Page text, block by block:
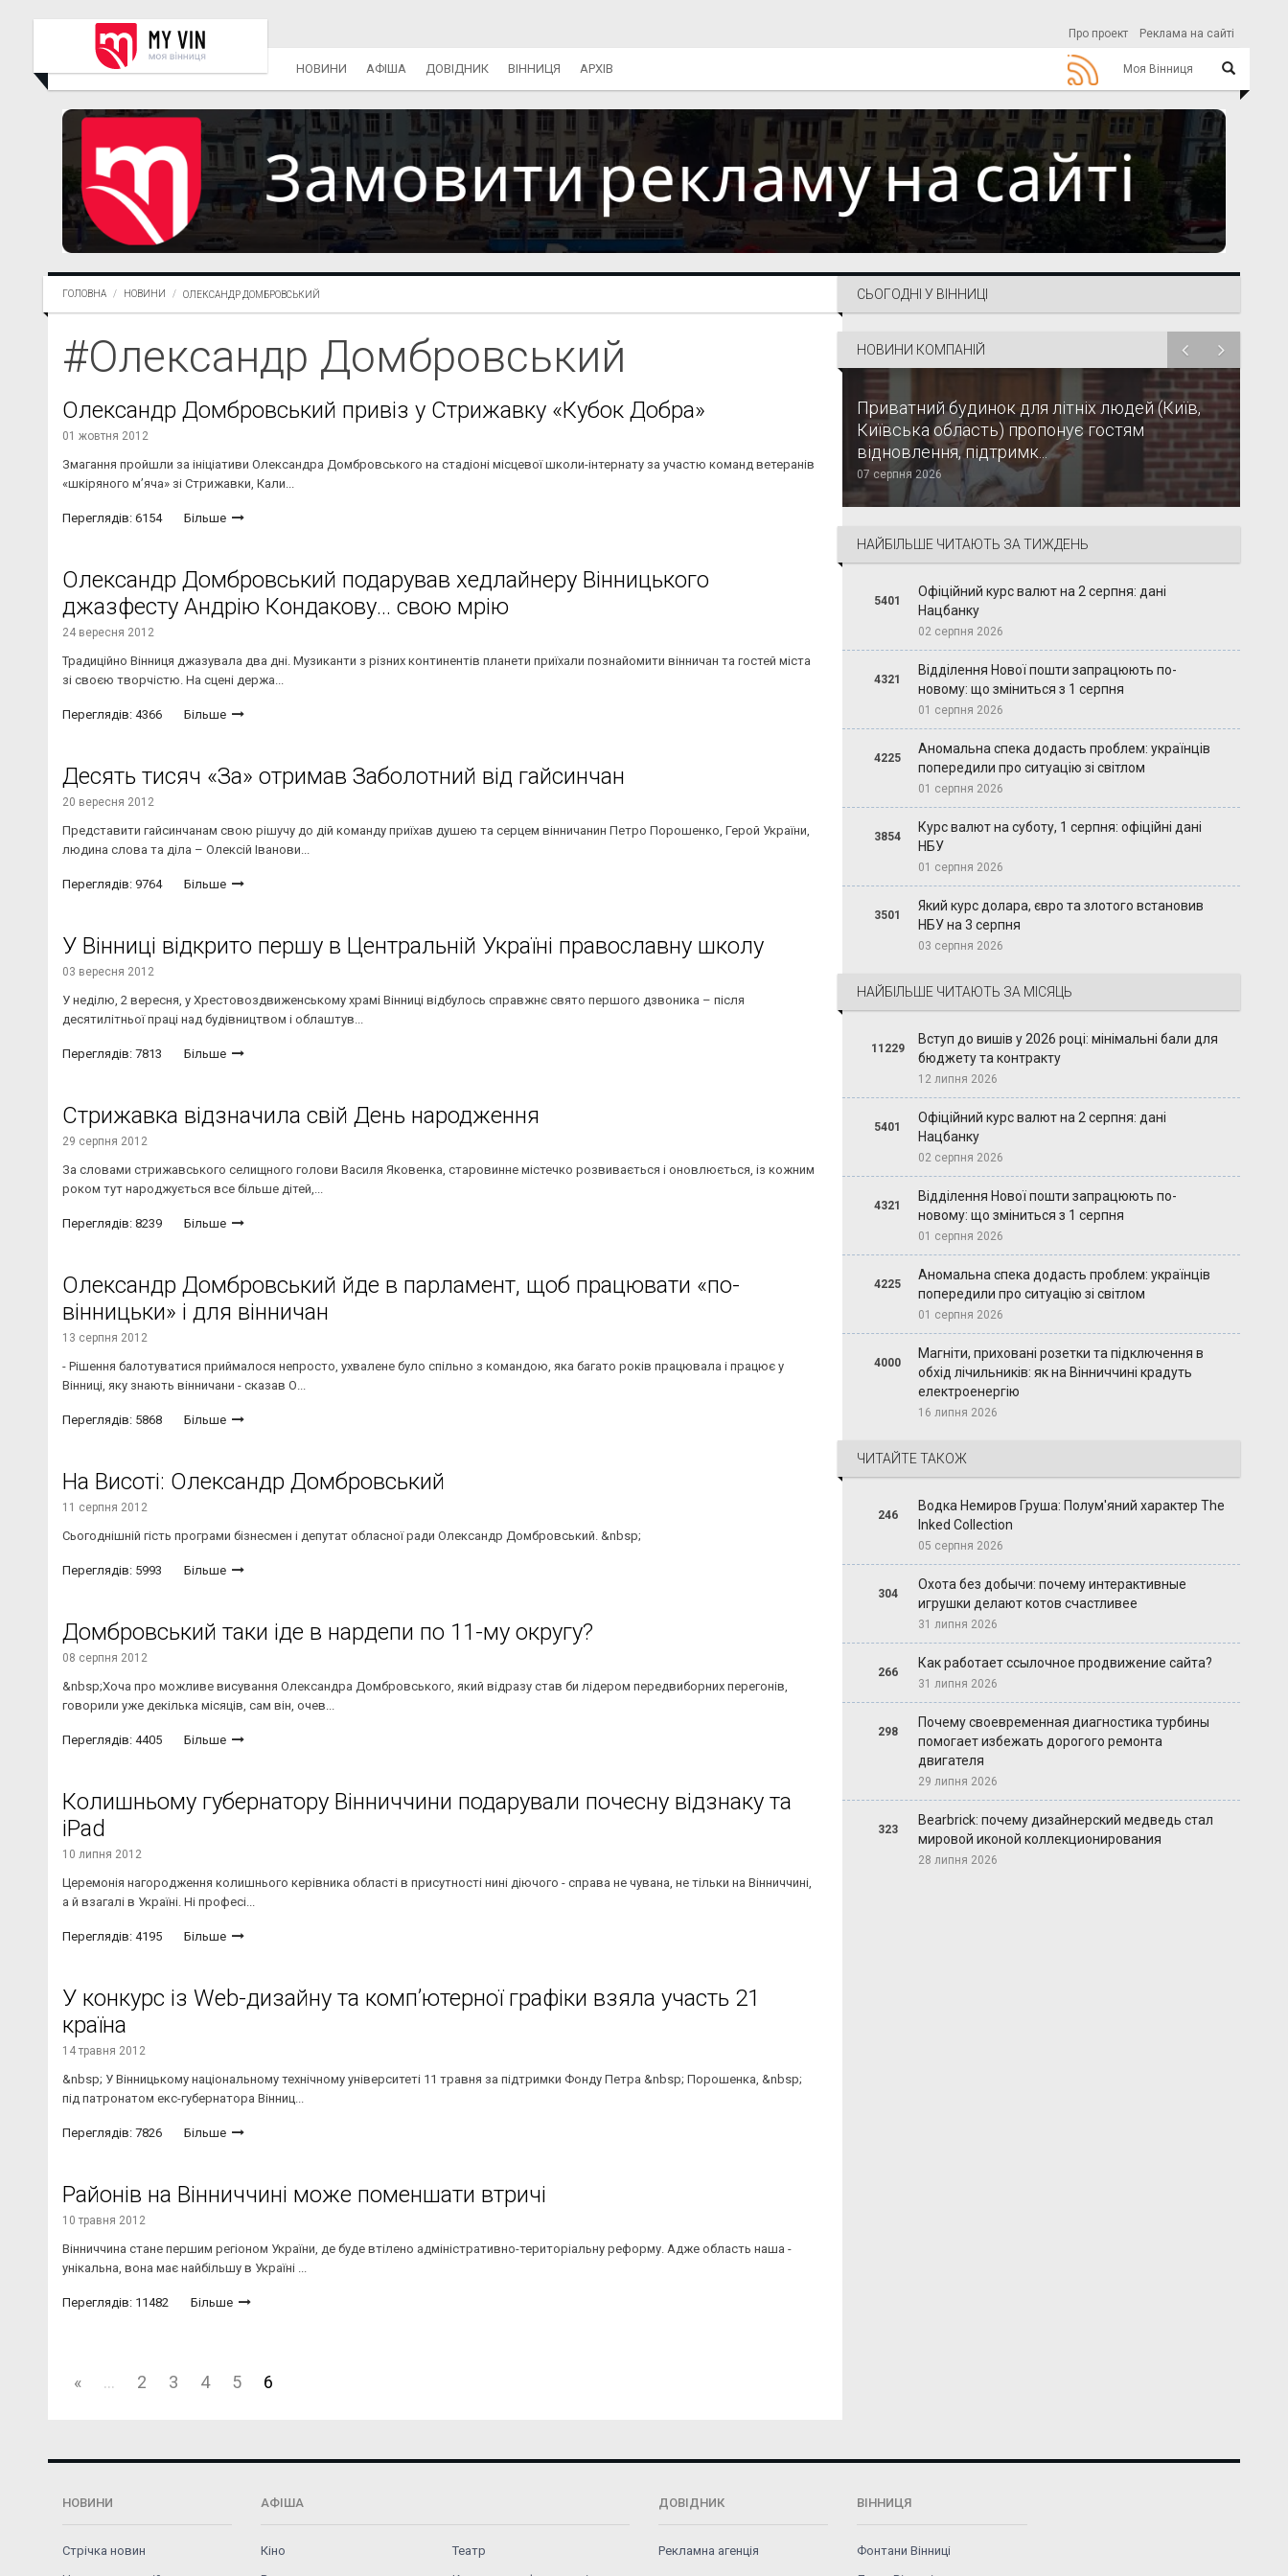
Про проект Реклама на сайті
Моя Вінниця
НОВИНИ АФІША ДОВІДНИК ВІННИЦЯ АРХІВ
ГОЛОВНА НОВИНИ ОЛЕКСАНДР ДОМБРОВСЬКИЙ
#Олександр Домбровський
Олександр Домбровський привіз у Стрижавку «Кубок Добра»
01 жовтня 2012
Змагання пройшли за ініціативи Олександра Домбровського на стадіоні місцевої школи-інтернату за участю команд ветеранів
«шкіряного м’яча» зі Стрижавки, Кали...
Переглядів: 6154 Більше
Олександр Домбровський подарував хедлайнеру Вінницького
джазфесту Андрію Кондакову… свою мрію
24 вересня 2012
Традиційно Вінниця джазувала два дні. Музиканти з різних континентів планети приїхали познайомити вінничан та гостей міста
зі своєю творчістю. На сцені держа...
Переглядів: 4366 Більше
Десять тисяч «За» отримав Заболотний від гайсинчан
20 вересня 2012
Представити гайсинчанам свою рішучу до дій команду приїхав душею та серцем вінничанин Петро Порошенко, Герой України,
людина слова та діла – Олексій Іванови...
Переглядів: 9764 Більше
У Вінниці відкрито першу в Центральній Україні православну школу
03 вересня 2012
У неділю, 2 вересня, у Хрестовоздвиженському храмі Вінниці відбулось справжнє свято першого дзвоника – після
десятилітньої праці над будівництвом і облаштув...
Переглядів: 7813 Більше
Стрижавка відзначила свій День народження
29 серпня 2012
За словами стрижавського селищного голови Василя Яковенка, старовинне містечко розвивається і оновлюється, із кожним
роком тут народжується все більше дітей,...
Переглядів: 8239 Більше
Олександр Домбровський йде в парламент, щоб працювати «по-
вінницьки» і для вінничан
13 серпня 2012
- Рішення балотуватися приймалося непросто, ухвалене було спільно з командою, яка багато років працювала і працює у
Вінниці, яку знають вінничани - сказав О...
Переглядів: 5868 Більше
На Висоті: Олександр Домбровський
11 серпня 2012
Сьогоднішній гість програми бізнесмен і депутат обласної ради Олександр Домбровський. &nbsp;
Переглядів: 5993 Більше
Домбровський таки іде в нардепи по 11-му округу?
08 серпня 2012
&nbsp;Хоча про можливе висування Олександра Домбровського, який відразу став би лідером передвиборних перегонів,
говорили уже декілька місяців, сам він, очев...
Переглядів: 4405 Більше
Колишньому губернатору Вінниччини подарували почесну відзнаку та
iPad
10 липня 2012
Церемонія нагородження колишнього керівника області в присутності нині діючого - справа не чувана, не тільки на Вінниччині,
а й взагалі в Україні. Ні професі...
Переглядів: 4195 Більше
У конкурс із Web-дизайну та комп’ютерної графіки взяла участь 21
країна
14 травня 2012
&nbsp; У Вінницькому національному технічному університеті 11 травня за підтримки Фонду Петра &nbsp; Порошенка, &nbsp;
під патронатом екс-губернатора Вінниц...
Переглядів: 7826 Більше
Районів на Вінниччині може поменшати втричі
10 травня 2012
Вінниччина стане першим регіоном України, де буде втілено адміністративно-територіальну реформу. Адже область наша -
унікальна, вона має найбільшу в Україні ...
Переглядів: 11482 Більше
« ... 2 3 4 5 6
СЬОГОДНІ У ВІННИЦІ
НОВИНИ КОМПАНІЙ
Приватний будинок для літніх людей (Київ,
Київська область) пропонує гостям
відновлення, підтримк...
07 серпня 2026
НАЙБІЛЬШЕ ЧИТАЮТЬ ЗА ТИЖДЕНЬ
5401
Офіційний курс валют на 2 серпня: дані
Нацбанку
02 серпня 2026
4321
Відділення Нової пошти запрацюють по-
новому: що зміниться з 1 серпня
01 серпня 2026
4225
Аномальна спека додасть проблем: українців
попередили про ситуацію зі світлом
01 серпня 2026
3854
Курс валют на суботу, 1 серпня: офіційні дані
НБУ
01 серпня 2026
3501
Який курс долара, євро та злотого встановив
НБУ на 3 серпня
03 серпня 2026
НАЙБІЛЬШЕ ЧИТАЮТЬ ЗА МІСЯЦЬ
11229
Вступ до вишів у 2026 році: мінімальні бали для
бюджету та контракту
12 липня 2026
5401
Офіційний курс валют на 2 серпня: дані
Нацбанку
02 серпня 2026
4321
Відділення Нової пошти запрацюють по-
новому: що зміниться з 1 серпня
01 серпня 2026
4225
Аномальна спека додасть проблем: українців
попередили про ситуацію зі світлом
01 серпня 2026
4000
Магніти, приховані розетки та підключення в
обхід лічильників: як на Вінниччині крадуть
електроенергію
16 липня 2026
ЧИТАЙТЕ ТАКОЖ
246
Водка Немиров Груша: Полум'яний характер The
Inked Collection
05 серпня 2026
304
Охота без добычи: почему интерактивные
игрушки делают котов счастливее
31 липня 2026
266
Как работает ссылочное продвижение сайта?
31 липня 2026
298
Почему своевременная диагностика турбины
помогает избежать дорогого ремонта
двигателя
29 липня 2026
323
Bearbrick: почему дизайнерский медведь стал
мировой иконой коллекционирования
28 липня 2026
НОВИНИ
Стрічка новин
АФІША
Кіно
Театр
ДОВІДНИК
Рекламна агенція
ВІННИЦЯ
Фонтани Вінниці